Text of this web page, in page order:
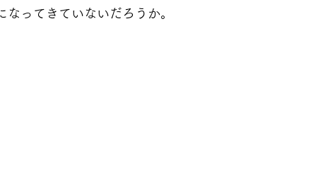
ってきていないだろうか。